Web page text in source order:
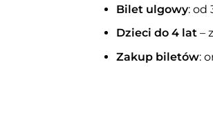
Bilet ulgowy: od
Dzieci do 4 lat–
Zakup biletów: